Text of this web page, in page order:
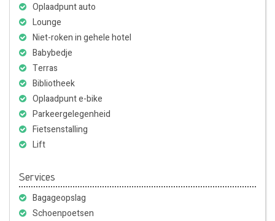
Oplaadpunt auto
Lounge
Niet-roken in gehele hotel
Babybedje
Terras
Bibliotheek
Oplaadpunt e-bike
Parkeergelegenheid
Fietsenstalling
Lift
Services
Bagageopslag
Schoenpoetsen